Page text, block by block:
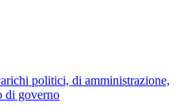
politici, di amministrazione,
di governo